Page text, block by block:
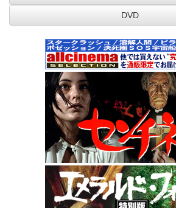
DVD